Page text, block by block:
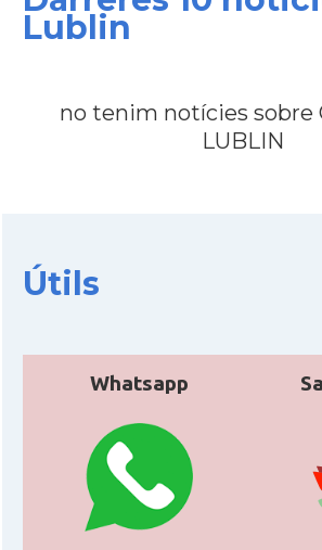
Lublin
no tenim notícies sobre
LUBLIN
Útils
Whatsapp